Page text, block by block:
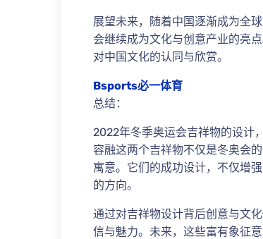
展望未来，随着中国逐渐成为全
会继续成为文化与创意产业的亮
对中国文化的认同与欣赏。
Bsports必一体育
总结：
2022年冬季奥运会吉祥物的设计
容融这两个吉祥物不仅是冬奥会
寓意。它们的成功设计，不仅增
的方向。
通过对吉祥物设计背后创意与文
信与魅力。未来，这些富有象征